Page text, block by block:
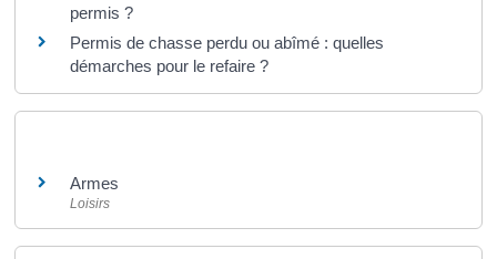
permis ?
Permis de chasse perdu ou abîmé : quelles
démarches pour le refaire ?
Armes
Loisirs